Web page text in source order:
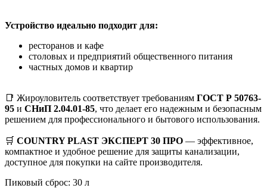
Устройство идеально подходит для:
ресторанов и кафе
столовых и предприятий общественного питания
частных домов и квартир
📑 Жироуловитель соответствует требованиям ГОСТ Р 50763-
95 и СНиП 2.04.01-85, что делает его надежным и безопасным
решением для профессионального и бытового использования.
🛒 COUNTRY PLAST ЭКСПЕРТ 30 ПРО — эффективное,
компактное и удобное решение для защиты канализации,
доступное для покупки на сайте производителя.
Пиковый сброс: 30 л